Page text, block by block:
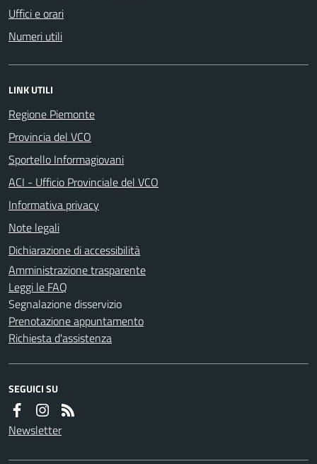
Uffici e orari
Numeri utili
LINK UTILI
Regione Piemonte
Provincia del VCO
Sportello Informagiovani
ACI - Ufficio Provinciale del VCO
Informativa privacy
Note legali
Dichiarazione di accessibilità
Amministrazione trasparente
Leggi le FAQ
Segnalazione disservizio
Prenotazione appuntamento
Richiesta d'assistenza
SEGUICI SU
Newsletter